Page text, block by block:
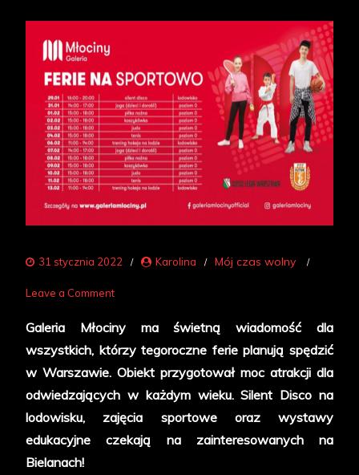
31 stycznia 2022 Karolina Mój czas wolny
Leave a Commenton
ferie
w
mieście?
Galeria
Młociny
serdecznie
Galeria Młociny ma świetną wiadomość dla
wszystkich, którzy tegoroczne ferie planują spędzić
w Warszawie. Obiekt przygotował moc atrakcji dla
odwiedzających w każdym wieku. Silent Disco na
lodowisku, zajęcia sportowe oraz wystawy
edukacyjne czekają na zainteresowanych na
Bielanach!